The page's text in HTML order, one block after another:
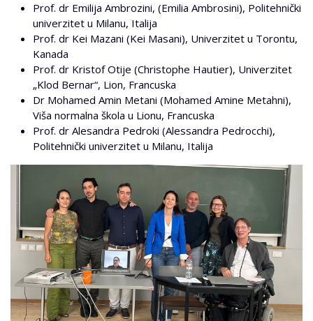
Prof. dr Emilija Ambrozini, (Emilia Ambrosini), Politehnički
univerzitet u Milanu, Italija
Prof. dr Kei Mazani (Kei Masani), Univerzitet u Torontu,
Kanada
Prof. dr Kristof Otije (Christophe Hautier), Univerzitet
„Klod Bernar“, Lion, Francuska
Dr Mohamed Amin Metani (Mohamed Amine Metahni),
Viša normalna škola u Lionu, Francuska
Prof. dr Alesandra Pedroki (Alessandra Pedrocchi),
Politehnički univerzitet u Milanu, Italija